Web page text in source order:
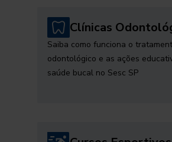
Clínicas
Saiba como funciona o
odontológico e as ações
saúde bucal no Sesc SP